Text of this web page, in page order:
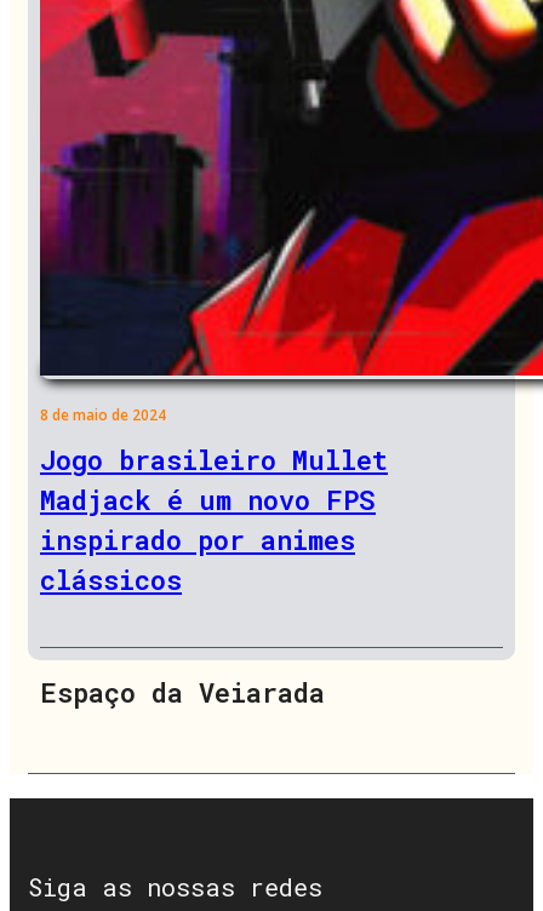
8 de maio de 2024
Jogo brasileiro Mullet
Madjack é um novo FPS
inspirado por animes
clássicos
Espaço da Veiarada
Siga as nossas redes